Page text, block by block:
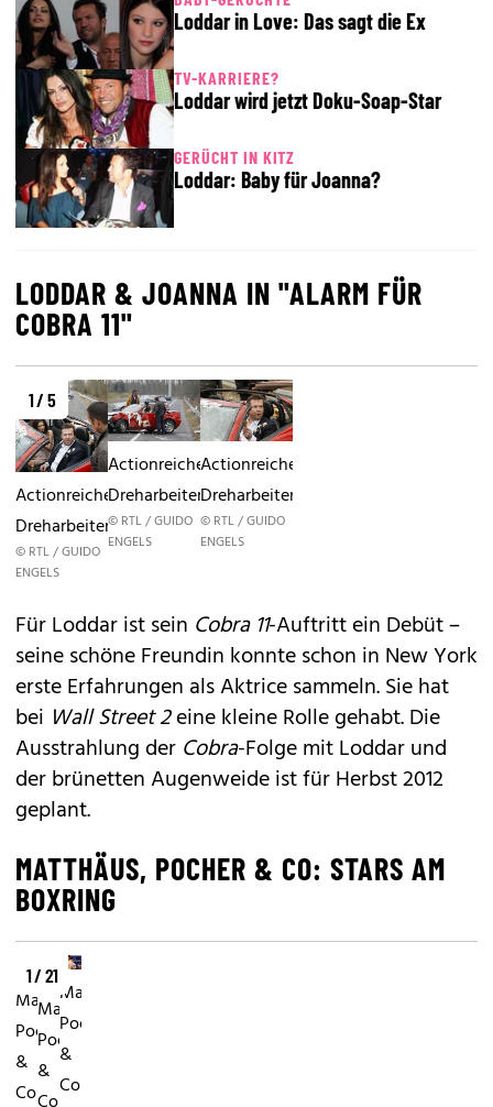
Loddar in Love: Das sagt die Ex
TV-KARRIERE?
Loddar wird jetzt Doku-Soap-Star
GERÜCHT IN KITZ
Loddar: Baby für Joanna?
LODDAR & JOANNA IN "ALARM FÜR
COBRA 11"
1 / 5
Actionreiche
Dreharbeiten
© RTL / GUIDO
ENGELS
Actionreiche
Dreharbeiten
© RTL / GUIDO
ENGELS
Actionreiche
Dreharbeiten
© RTL / GUIDO
ENGELS
Für Loddar ist sein Cobra 11-Auftritt ein Debüt –
seine schöne Freundin konnte schon in New York
erste Erfahrungen als Aktrice sammeln. Sie hat
bei Wall Street 2eine kleine Rolle gehabt. Die
Ausstrahlung der Cobra-Folge mit Loddar und
der brünetten Augenweide ist für Herbst 2012
geplant.
MATTHÄUS, POCHER & CO: STARS AM
BOXRING
1 / 21
Matthäus,
Pocher
&
Co:
Matthäus,
Pocher
&
Matthäus,
Pocher
&
Co: